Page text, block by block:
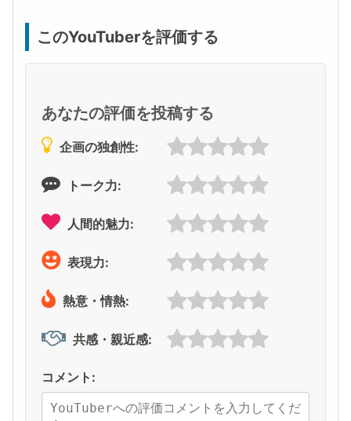
このYouTuberを評価する
あなたの評価を投稿する
企画の独創性:
トーク力:
人間的魅力:
表現力:
熱意・情熱:
共感・親近感:
コメント: